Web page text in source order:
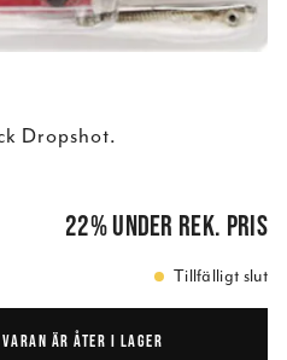
Dropshot.
179,00 kr
22%under rek. pris
Tillfälligt slut
ÄR ÅTER I LAGER